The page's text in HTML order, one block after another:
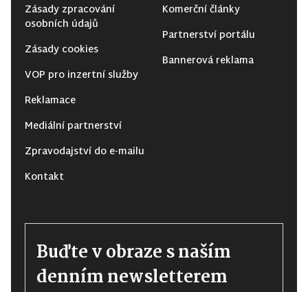
Zásady zpracování
osobních údajů
Zásady cookies
VOP pro inzertní služby
Reklamace
Mediální partnerství
Zpravodajství do e-mailu
Kontakt
Komerční články
Partnerství portálu
Bannerová reklama
Buďte v obraze s naším
denním newsletterem